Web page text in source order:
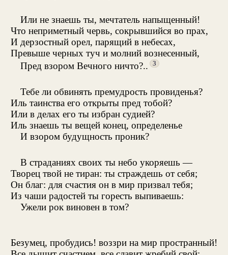
Или не знаешь ты, мечтатель напыщенный!
Что неприметный червь, сокрывшийся во прах,
И дерзостный орел, парящий в небесах,
Превыше черных туч и молний вознесенный,
Пред взором Вечного ничто?..
3
Тебе ли обвинять премудрость провиденья?
Иль таинства его открыты пред тобой?
Или в делах его ты избран судией?
Иль знаешь ты вещей конец, определенье
И взором будущность проник?
В страданиях своих ты небо укоряешь —
Творец твой не тиран: ты страждешь от себя;
Он благ: для счастия он в мир призвал тебя;
Из чаши радостей ты горесть выпиваешь:
Ужели рок виновен в том?
Безумец, пробудись! воззри на мир пространный!